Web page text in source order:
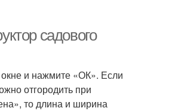
садового
и нажмите «ОК». Если
отгородить при
то длина и ширина